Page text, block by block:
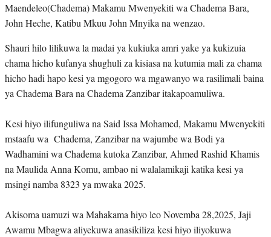
Maendeleo(Chadema) Makamu Mwenyekiti wa Chadema Bara,
John Heche, Katibu Mkuu John Mnyika na wenzao.
Shauri hilo lilikuwa la madai ya kukiuka amri yake ya kukizuia
chama hicho kufanya shughuli za kisiasa na kutumia mali za chama
hicho hadi hapo kesi ya mgogoro wa mgawanyo wa rasilimali baina
ya Chadema Bara na Chadema Zanzibar itakapoamuliwa.
Kesi hiyo ilifunguliwa na Said Issa Mohamed, Makamu Mwenyekiti
mstaafu wa Chadema, Zanzibar na wajumbe wa Bodi ya
Wadhamini wa Chadema kutoka Zanzibar, Ahmed Rashid Khamis
na Maulida Anna Komu, ambao ni walalamikaji katika kesi ya
msingi namba 8323 ya mwaka 2025.
Akisoma uamuzi wa Mahakama hiyo leo Novemba 28,2025, Jaji
Awamu Mbagwa aliyekuwa anasikiliza kesi hiyo iliyokuwa